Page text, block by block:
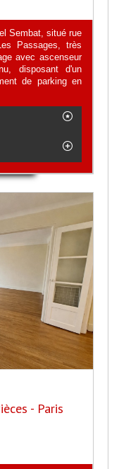
Sembat, situé rue
Passages, très
avec ascenseur
disposant d'un
de parking en
- Paris